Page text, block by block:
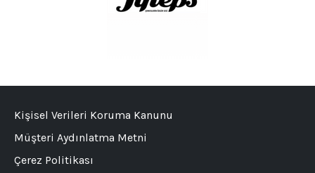
Kişisel Verileri Koruma Kanunu
Müşteri Aydınlatma Metni
Çerez Politikası